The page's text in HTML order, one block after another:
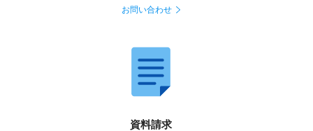
お問い合わせ
資料請求